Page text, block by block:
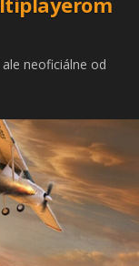
neoficiálne od